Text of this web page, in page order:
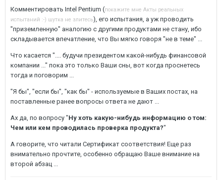
Комментировать Intel Pentium (покажите мне Акты реальных
испытаний :-) шутка не злитесь), его испытания, а уж проводить
"приземленную" аналогию с другими продуктами не стану, ибо
складывается впечатление, что Вы мягко говоря "не в теме" ...
Что касается ".... будучи президентом какой-нибудь финансовой
компании ..." пока это только Ваши сны, вот когда проснетесь
тогда и поговорим ...
"Я бы", "если бы", "как бы" - используемые в Ваших постах, на
поставленные ранее вопросы ответа не дают ...
Ах да, по вопросу "Ну хоть какую-нибудь информацию о том:
Чем или кем проводилась проверка продукта?"
А говорите, что читали Сертификат соответствия! Еще раз
внимательно прочтите, особенно обращаю Ваше внимание на
второй абзац ...